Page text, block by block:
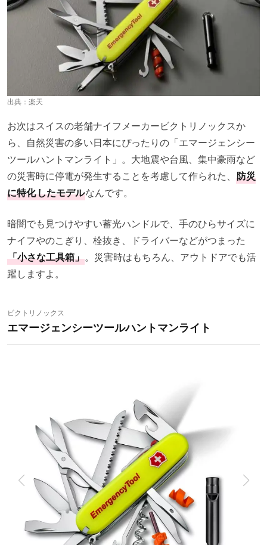
出典： 楽天
お次はスイスの老舗ナイフメーカービクトリノックスか
ら、自然災害の多い日本にぴったりの「エマージェンシー
ツールハントマンライト」。大地震や台風、集中豪雨など
の災害時に停電が発生することを考慮して作られた、 防災
に特化したモデルなんです。
暗闇でも見つけやすい蓄光ハンドルで、手のひらサイズに
ナイフやのこぎり、栓抜き、ドライバーなどがつまった
「小さな工具箱」。災害時はもちろん、アウトドアでも活
躍しますよ。
ビクトリノックス
エマージェンシーツールハントマンライト